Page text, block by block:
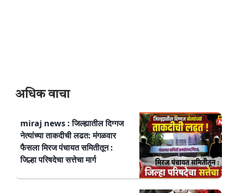
अधिक वाचा
miraj news : जिल्ह्यातील दिग्गज
नेत्यांच्या ताकदीची लढत: मंगळवार
फैसला मिरज पंचायत समितीतून :
जिल्हा परिषदेचा सत्तेचा मार्ग